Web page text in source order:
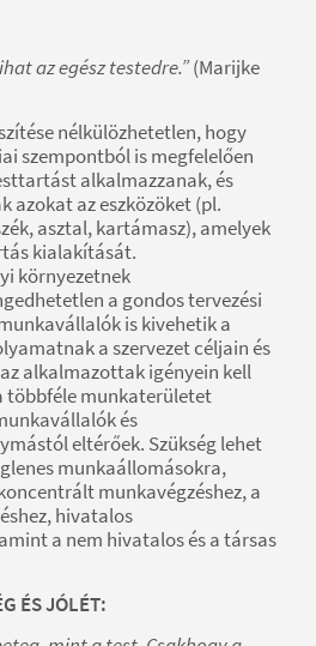
az egész testedre.”(Marijke
nélkülözhetetlen, hogy
szempontból is megfelelően
alkalmazzanak, és
azokat az eszközöket (pl.
asztal, kartámasz), amelyek
kialakítását.
környezetnek
a gondos tervezési
is kivehetik a
a szervezet céljain és
alkalmazottak igényein kell
többféle munkaterületet
és
eltérőek. Szükség lehet
munkaállomásokra,
munkavégzéshez, a
hivatalos
a nem hivatalos és a társas
ÉS JÓLÉT: